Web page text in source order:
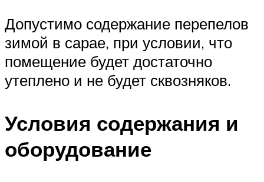
Допустимо содержание перепелов
зимой в сарае, при условии, что
помещение будет достаточно
утеплено и не будет сквозняков.
Условия содержания и
оборудование